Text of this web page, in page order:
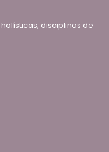
disciplinas de